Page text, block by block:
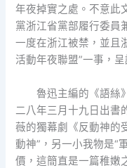
年夜掉實之處。不意此
黨浙江省黨部履行委員
一度在浙江被禁，並且
活動年夜聯盟”一事，
魯迅主編的《語絲
二八年三月十九日出書
薇的獨幕劇《反動神的
動神”，另一小我物是“
價，這簡直是一篇稚嫩